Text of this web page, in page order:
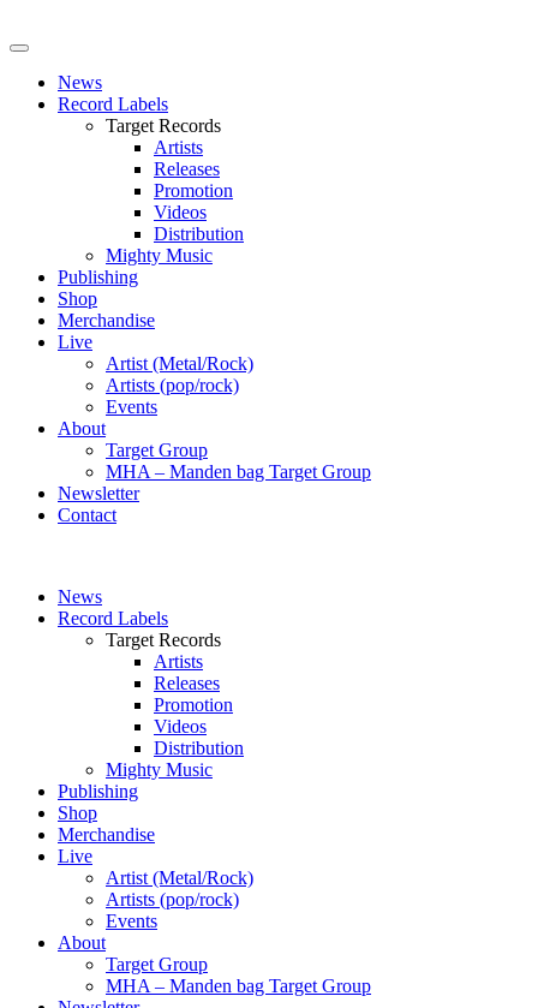
News
Record Labels
Target Records
Artists
Releases
Promotion
Videos
Distribution
Mighty Music
Publishing
Shop
Merchandise
Live
Artist (Metal/Rock)
Artists (pop/rock)
Events
About
Target Group
MHA – Manden bag Target Group
Newsletter
Contact
News
Record Labels
Target Records
Artists
Releases
Promotion
Videos
Distribution
Mighty Music
Publishing
Shop
Merchandise
Live
Artist (Metal/Rock)
Artists (pop/rock)
Events
About
Target Group
MHA – Manden bag Target Group